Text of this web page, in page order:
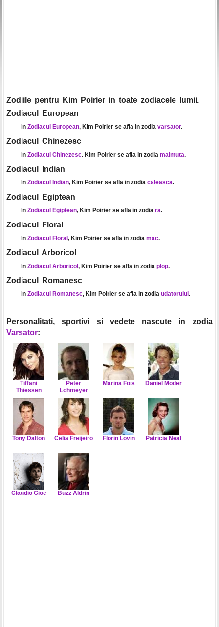
Zodiile pentru Kim Poirier in toate zodiacele lumii.
Zodiacul European
In Zodiacul European, Kim Poirier se afla in zodia varsator.
Zodiacul Chinezesc
In Zodiacul Chinezesc, Kim Poirier se afla in zodia maimuta.
Zodiacul Indian
In Zodiacul Indian, Kim Poirier se afla in zodia caleasca.
Zodiacul Egiptean
In Zodiacul Egiptean, Kim Poirier se afla in zodia ra.
Zodiacul Floral
In Zodiacul Floral , Kim Poirier se afla in zodia mac.
Zodiacul Arboricol
In Zodiacul Arboricol , Kim Poirier se afla in zodia plop.
Zodiacul Romanesc
In Zodiacul Romanesc, Kim Poirier se afla in zodia udatorului.
Personalitati, sportivi si vedete nascute in zodia
Varsator:
Tiffani
Thiessen
Peter
Lohmeyer
Marina Foïs Daniel Moder
Tony Dalton Celia Freijeiro Florin Lovin Patricia Neal
Claudio Gioe Buzz Aldrin